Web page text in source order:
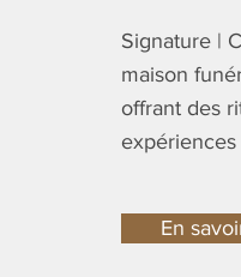
Signature |
maison
offrant des
En